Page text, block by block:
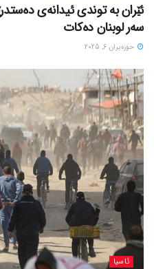
ئێران بە توندی ئیدانەی
سەر لوبنان دەکات
حوزه‌یران 6, 2025
ئاسیا